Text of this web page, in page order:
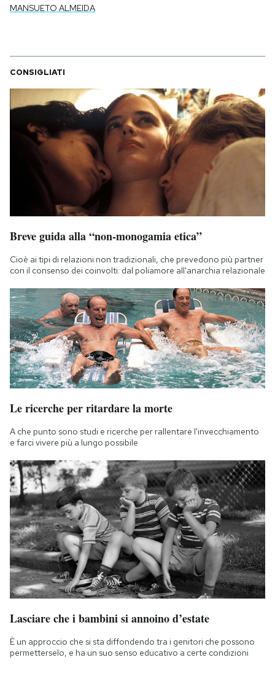
MANSUETO ALMEIDA
CONSIGLIATI
Breve guida alla “non-monogamia etica”
Cioè ai tipi di relazioni non tradizionali, che prevedono più partner
con il consenso dei coinvolti: dal poliamore all'anarchia relazionale
Le ricerche per ritardare la morte
A che punto sono studi e ricerche per rallentare l'invecchiamento
e farci vivere più a lungo possibile
Lasciare che i bambini si annoino d’estate
È un approccio che si sta diffondendo tra i genitori che possono
permetterselo, e ha un suo senso educativo a certe condizioni